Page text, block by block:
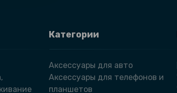
Категории
Аксессуары для авто
Аксессуары для телефонов и
планшетов